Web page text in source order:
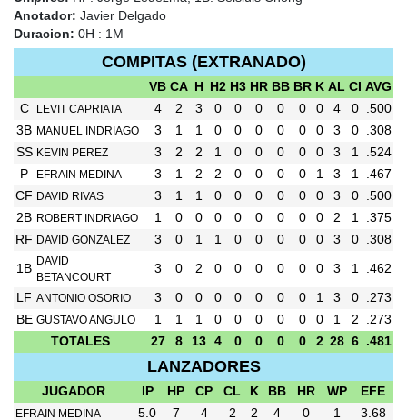
Anotador: Javier Delgado
Duracion: 0H : 1M
COMPITAS (EXTRANADO)
VB CA H H2 H3 HR BB BR K AL CI AVG
C
LEVIT CAPRIATA 4 2 3 0 0 0 0 0 0 4 0
.500
3B MANUEL INDRIAGO 3 1 1 0 0 0 0 0 0 3 0
.308
SS KEVIN PEREZ 3 2 2 1 0 0 0 0 0 3 1
.524
P
EFRAIN MEDINA 3 1 2 2 0 0 0 0 1 3 1
.467
CF DAVID RIVAS 3 1 1 0 0 0 0 0 0 3 0
.500
2B ROBERT INDRIAGO 1 0 0 0 0 0 0 0 0 2 1
.375
RF DAVID GONZALEZ 3 0 1 1 0 0 0 0 0 3 0 .308
1B
DAVID
BETANCOURT
3 0 2 0 0 0 0 0 0 3 1 .462
LF ANTONIO OSORIO 3 0 0 0 0 0 0 0 1 3 0
.273
BE GUSTAVO ANGULO 1 1 1 0 0 0 0 0 0 1 2
.273
TOTALES
27 8 13 4 0 0 0 0 2 28 6 .481
LANZADORES
JUGADOR IP HP CP CL K BB HR WP EFE
EFRAIN MEDINA 5.0 7 4 2 2 4 0 1
3.68